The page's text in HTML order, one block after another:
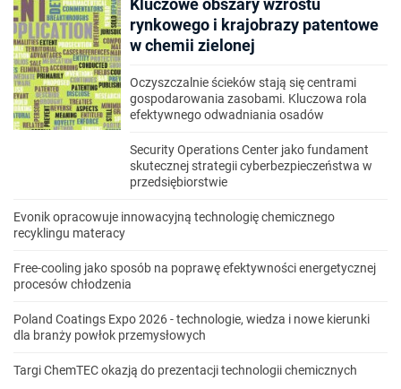
Kluczowe obszary wzrostu
rynkowego i krajobrazy patentowe
w chemii zielonej
Oczyszczalnie ścieków stają się centrami
gospodarowania zasobami. Kluczowa rola
efektywnego odwadniania osadów
Security Operations Center jako fundament
skutecznej strategii cyberbezpieczeństwa w
przedsiębiorstwie
Evonik opracowuje innowacyjną technologię chemicznego
recyklingu materacy
Free-cooling jako sposób na poprawę efektywności energetycznej
procesów chłodzenia
Poland Coatings Expo 2026 - technologie, wiedza i nowe kierunki
dla branży powłok przemysłowych
Targi ChemTEC okazją do prezentacji technologii chemicznych